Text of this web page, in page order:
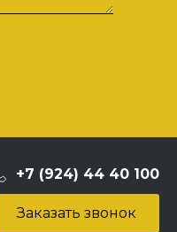
+7 (924) 44 40 100
Заказать звонок